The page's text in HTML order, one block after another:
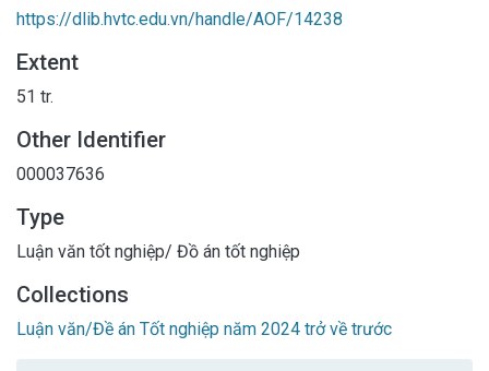
https://dlib.hvtc.edu.vn/handle/AOF/14238
Extent
51 tr.
Other Identifier
000037636
Type
Luận văn tốt nghiệp/ Đồ án tốt nghiệp
Collections
Luận văn/Đề án Tốt nghiệp năm 2024 trở về trước